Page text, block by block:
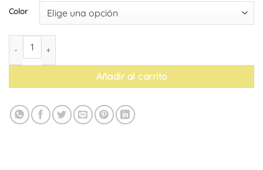
Color
Sillón Doga relax (pack de 4) cantidad
Añadir al carrito